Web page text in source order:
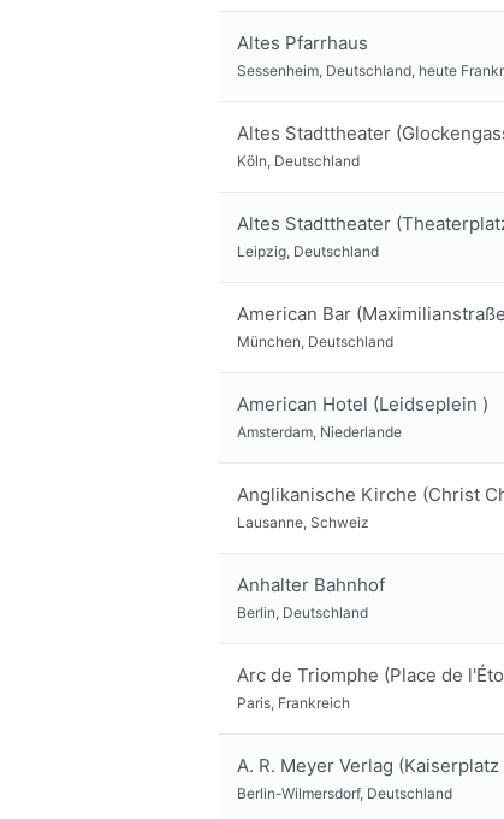
Altes Pfarrhaus
Sessenheim, Deutschland, heute
Altes Stadttheater
Köln, Deutschland
Altes Stadttheater
Leipzig, Deutschland
American Bar
München, Deutschland
American Hotel (Leidseplein )
Amsterdam, Niederlande
Anglikanische Kirche (Christ
Lausanne, Schweiz
Anhalter Bahnhof
Berlin, Deutschland
Arc de Triomphe (Place de
Paris, Frankreich
A. R. Meyer Verlag (Kaiserplatz
Berlin-Wilmersdorf, Deutschland